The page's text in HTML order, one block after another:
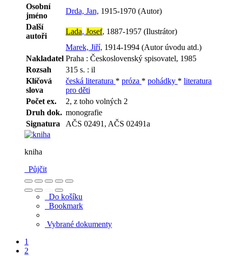
Osobní
jméno
Drda, Jan, 1915-1970 (Autor)
Další
autoři
Lada, Josef, 1887-1957 (Ilustrátor)
Marek, Jiří, 1914-1994 (Autor úvodu atd.)
Nakladatel Praha : Československý spisovatel, 1985
Rozsah
315 s. : il
Klíčová
slova
česká literatura * próza * pohádky * literatura
pro děti
Počet ex.
2, z toho volných 2
Druh dok. monografie
Signatura
AČS 02491, AČS 02491a
kniha
Půjčit
Do košíku
Bookmark
Vybrané dokumenty
1
2